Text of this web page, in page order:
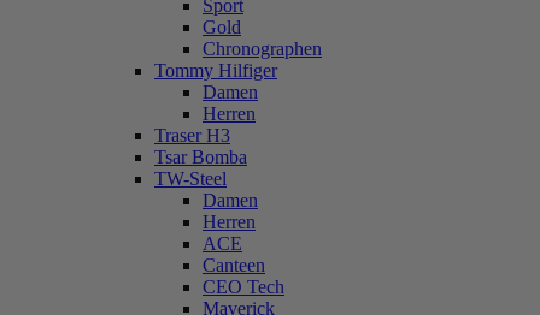
Sport
Gold
Chronographen
Tommy Hilfiger
Damen
Herren
Traser H3
Tsar Bomba
TW-Steel
Damen
Herren
ACE
Canteen
CEO Tech
Maverick